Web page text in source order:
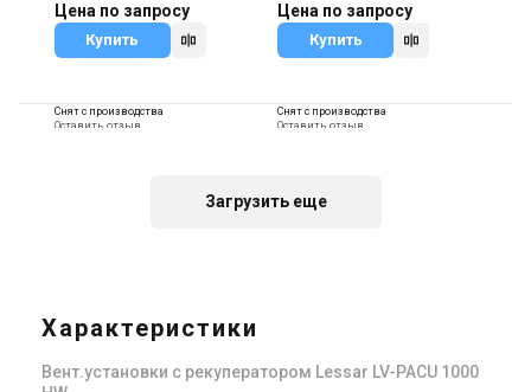
Цена по запросу
Купить
Цена по запросу
Купить
Снят с производства
Оставить отзыв
1500 HW
Цена
Купить
Снят с производства
Оставить отзыв
Купить
Загрузить еще
Характеристики
Вент.установки с рекуператором Lessar LV-PACU 1000